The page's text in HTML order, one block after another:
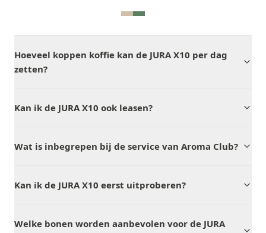
Hoeveel koppen koffie kan de JURA X10 per dag
zetten?
Kan ik de JURA X10 ook leasen?
Wat is inbegrepen bij de service van Aroma Club?
Kan ik de JURA X10 eerst uitproberen?
Welke bonen worden aanbevolen voor de JURA